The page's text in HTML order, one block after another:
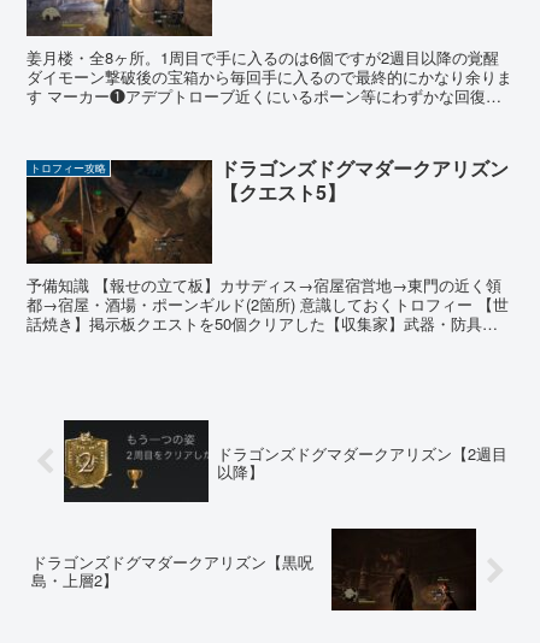
姜月楼・全8ヶ所。1周目で手に入るのは6個ですが2週目以降の覚醒
ダイモーン撃破後の宝箱から毎回手に入るので最終的にかなり余りま
す マーカー❶アデプトローブ近くにいるポーン等にわずかな回復効
トロフィー攻略
ドラゴンズドグマダークアリズン
【クエスト5】
予備知識 【報せの立て板】カサディス→宿屋宿営地→東門の近く領
都→宿屋・酒場・ポーンギルド(2箇所) 意識しておくトロフィー 【世
話焼き】掲示板クエストを50個クリアした【収集家】武器・防具を
ドラゴンズドグマダークアリズン【2週目
以降】
ドラゴンズドグマダークアリズン【黒呪
島・上層2】